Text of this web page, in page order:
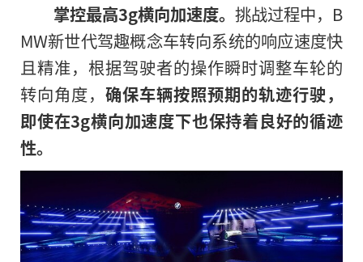
掌控最高3g横向加速度。 挑战过程中，B
MW新世代驾趣概念车转向系统的响应速度快
且精准，根据驾驶者的操作瞬时调整车轮的
转向角度， 确保车辆按照预期的轨迹行驶，
即使在3g横向加速度下也保持着良好的循迹
性。